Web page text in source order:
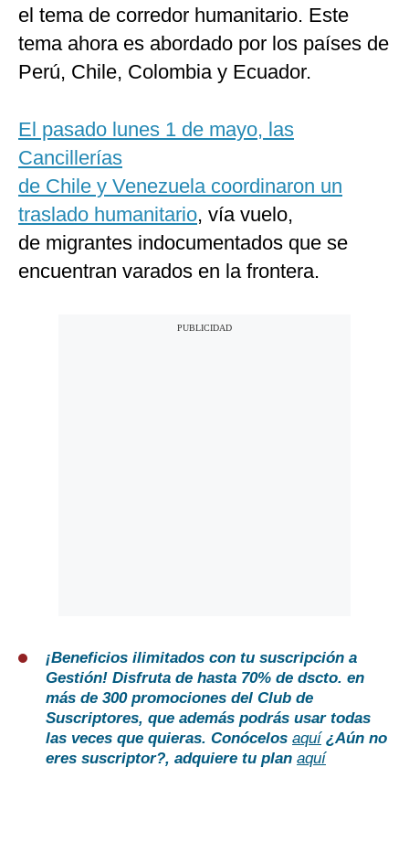
el tema de corredor humanitario. Este
tema ahora es abordado por los países de
Perú, Chile, Colombia y Ecuador.
El pasado lunes 1 de mayo, las
Cancillerías
de Chile y Venezuela coordinaron un
traslado humanitario, vía vuelo,
de migrantes indocumentados que se
encuentran varados en la frontera.
¡Beneficios ilimitados con tu suscripción a
Gestión! Disfruta de hasta 70% de dscto. en
más de 300 promociones del Club de
Suscriptores, que además podrás usar todas
las veces que quieras. Conócelos aquí ¿Aún no
eres suscriptor?, adquiere tu plan aquí